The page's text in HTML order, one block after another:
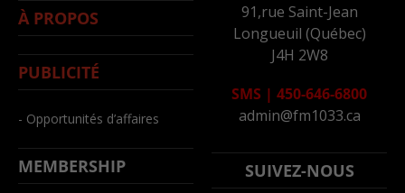
À PROPOS
PUBLICITÉ
- Opportunités d’affaires
MEMBERSHIP
91,rue Saint-Jean
Longueuil (Québec)
J4H 2W8
SMS | 450-646-6800
admin@fm1033.ca
SUIVEZ-NOUS